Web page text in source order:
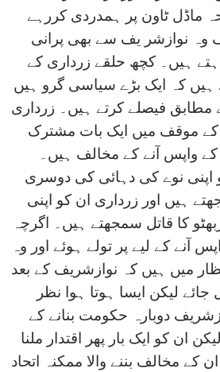
ماڈل ٹاون پر ہمدردی کررہے
نوازشر یف سے بھی پرانی
ہیں۔ کچھ حلقے زرداری کے
ہیں کہ ایک بڑے سیاسی گرو ہیں
فیصلے کرتے ہیں۔ زرداری
کے موقف میں ایک بات مشترک
واپس آنے کے مخالف ہیں۔
نوے کی دہائی کی دوسری
ہیں اور زرداری ان کو اپنی
کا قاتل سمجھتے ہیں۔ اگرچہ
آنے کے لیے پر تولے ہوئے اور وہ
میں ہیں کہ نوازشریف کے بعد
جائے لیکن ایسا ہوتا ہوا نظر
دوبارہ حکومت بنانے کے
ان کو ایک بار پھر اقتدار ملنا
کے مخالف بننے والا ممکنہ اتحاد